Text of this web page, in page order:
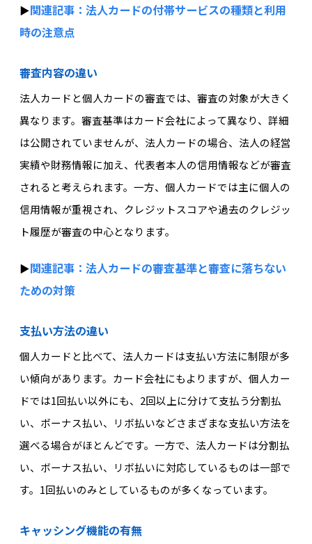
▶︎関連記事：法人カードの付帯サービスの種類と利用
時の注意点
審査内容の違い
法人カードと個人カードの審査では、審査の対象が大きく
異なります。審査基準はカード会社によって異なり、詳細
は公開されていませんが、法人カードの場合、法人の経営
実績や財務情報に加え、代表者本人の信用情報などが審査
されると考えられます。一方、個人カードでは主に個人の
信用情報が重視され、クレジットスコアや過去のクレジッ
ト履歴が審査の中心となります。
▶︎関連記事：法人カードの審査基準と審査に落ちない
ための対策
支払い方法の違い
個人カードと比べて、法人カードは支払い方法に制限が多
い傾向があります。カード会社にもよりますが、個人カー
ドでは1回払い以外にも、2回以上に分けて支払う分割払
い、ボーナス払い、リボ払いなどさまざまな支払い方法を
選べる場合がほとんどです。一方で、法人カードは分割払
い、ボーナス払い、リボ払いに対応しているものは一部で
す。1回払いのみとしているものが多くなっています。
キャッシング機能の有無